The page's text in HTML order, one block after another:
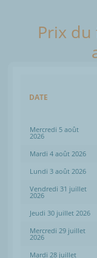
Prix du
DATE
Mercredi 5 août
2026
Mardi 4 août 2026
Lundi 3 août 2026
Vendredi 31 juillet
2026
Jeudi 30 juillet 2026
Mercredi 29 juillet
2026
Mardi 28 juillet